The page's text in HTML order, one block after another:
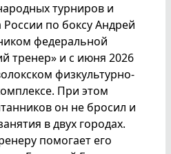
турниров и
по боксу Андрей
федеральной
тренер» и с июня 2026
физкультурно-
При этом
он не бросил и
в двух городах.
помогает его